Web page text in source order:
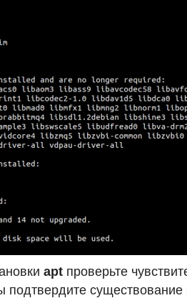
apt проверьте
подтвердите